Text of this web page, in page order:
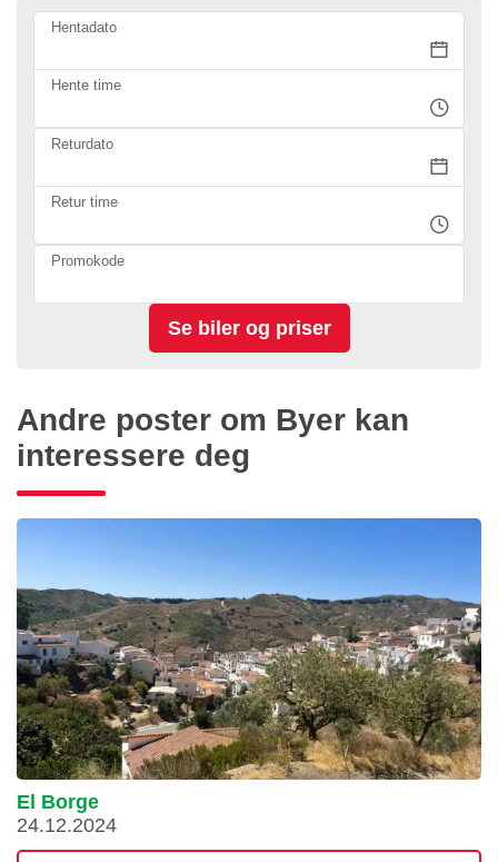
Hentadato
Hente time
Returdato
Retur time
Promokode
Andre poster om Byer kan
interessere deg
El Borge
24.12.2024